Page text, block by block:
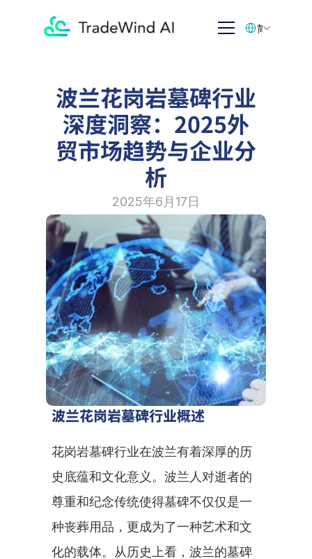
波兰花岗岩墓碑行业
深度洞察：2025外
贸市场趋势与企业分
析
2025年6月17日
波兰花岗岩墓碑行业概述
花岗岩墓碑行业在波兰有着深厚的历
史底蕴和文化意义。波兰人对逝者的
尊重和纪念传统使得墓碑不仅仅是一
种丧葬用品，更成为了一种艺术和文
化的载体。从历史上看，波兰的墓碑
简体中文